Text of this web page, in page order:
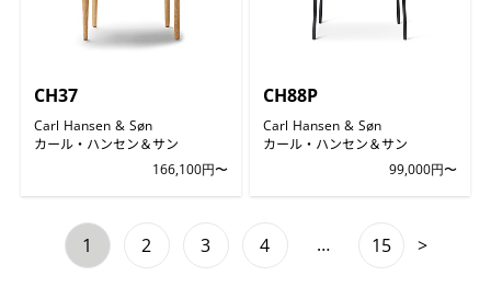
CH37
Carl Hansen & Søn
カール・ハンセン＆サン
166,100円〜
CH88P
Carl Hansen & Søn
カール・ハンセン＆サン
99,000円〜
1 2 3 4 … 15 >